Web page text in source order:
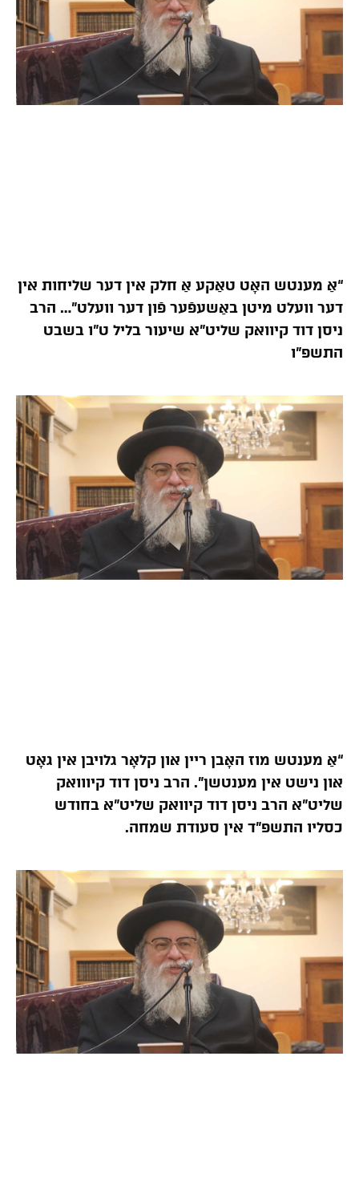
“אַ מענטש האָט טאַקע אַ חלק אין דער שליחות אין
דער וועלט מיטן באַשעפֿער פֿון דער וועלט”… הרב
ניסן דוד קיוואק שליט”א שיעור בליל ט”ו בשבט
התשפ”ו
“אַ מענטש מוז האָבן ריין און קלאָר גלויבן אין גאָט
און נישט אין מענטשן”. הרב ניסן דוד קיווואק
שליט”א הרב ניסן דוד קיוואק שליט”א בחודש
כסליו התשפ”ד אין סעודת שמחה.